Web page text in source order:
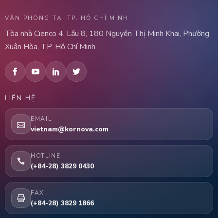
VĂN PHÒNG TẠI TP. HỒ CHÍ MINH
Tòa nhà Cienco 4, Lầu 8, 180 Nguyễn Thị Minh Khai, Phường
Xuân Hòa, TP. Hồ Chí Minh
LIÊN HỆ
EMAIL
vietnam@kornova.com
HOTLINE
(+84-28) 3829 0430
FAX
(+84-28) 3829 1866